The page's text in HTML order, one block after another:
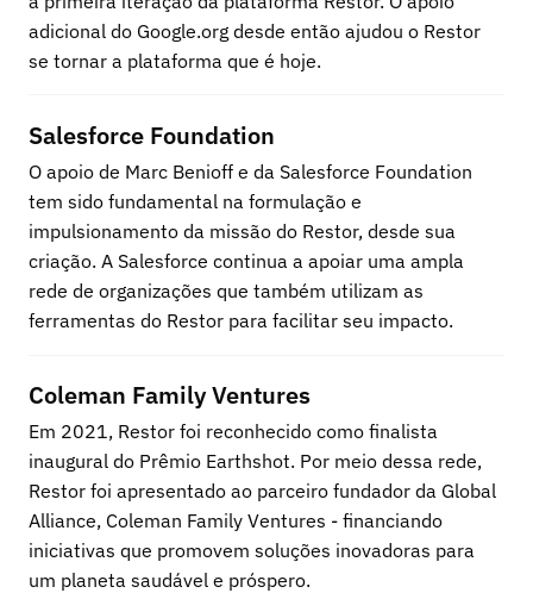
adicional do Google.org desde então ajudou o Restor
se tornar a plataforma que é hoje.
Salesforce Foundation
O apoio de Marc Benioff e da Salesforce Foundation
tem sido fundamental na formulação e
impulsionamento da missão do Restor, desde sua
criação. A Salesforce continua a apoiar uma ampla
rede de organizações que também utilizam as
ferramentas do Restor para facilitar seu impacto.
Coleman Family Ventures
Em 2021, Restor foi reconhecido como finalista
inaugural do Prêmio Earthshot. Por meio dessa rede,
Restor foi apresentado ao parceiro fundador da Global
Alliance, Coleman Family Ventures - financiando
iniciativas que promovem soluções inovadoras para
um planeta saudável e próspero.